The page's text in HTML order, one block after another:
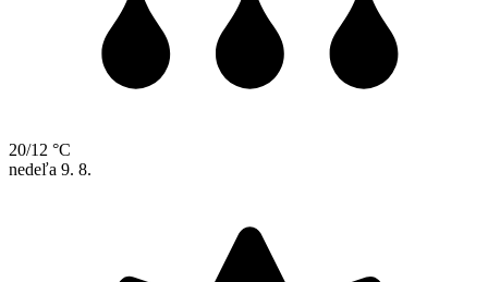
20/12 °C
nedeľa 9. 8.